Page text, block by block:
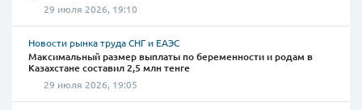
29 июля 2026, 19:10
Новости рынка труда СНГ и ЕАЭС
Максимальный размер выплаты по беременности и родам в
Казахстане составил 2,5 млн тенге
29 июля 2026, 19:05